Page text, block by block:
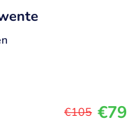
€105 €79